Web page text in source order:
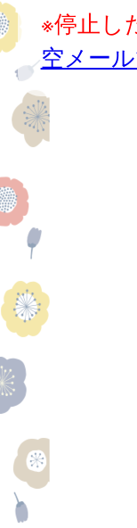
※停止し
空メー